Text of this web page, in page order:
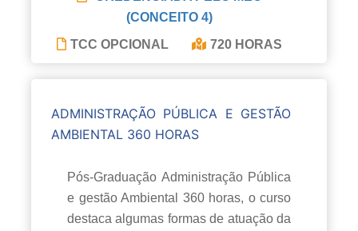
(CONCEITO 4)
TCC OPCIONAL
720 HORAS
ADMINISTRAÇÃO PÚBLICA E GESTÃO
AMBIENTAL 360 HORAS
Pós-Graduação Administração Pública
e gestão Ambiental 360 horas, o curso
destaca algumas formas de atuação da